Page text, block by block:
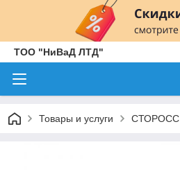
ТОО "НиВаД ЛТД"
Товары и услуги СТОРОСС